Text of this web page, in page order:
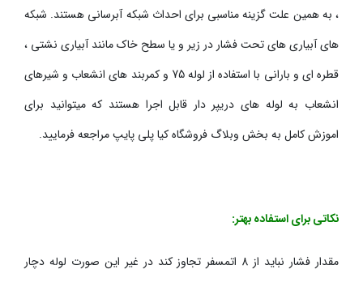
، به همین علت گزینه مناسبی برای احداث شبکه آبرسانی هستند. شبکه
های آبیاری های تحت فشار در زیر و یا سطح خاک مانند آبیاری نشتی ،
قطره ای و بارانی با استفاده از لوله 75 و کمربند های انشعاب و شیرهای
انشعاب به لوله های دریپر دار قابل اجرا هستند که میتوانید برای
اموزش کامل به بخش وبلاگ فروشگاه کیا پلی پایپ مراجعه فرمایید.
نکاتی برای استفاده بهتر:
مقدار فشار نباید از 8 اتمسفر تجاوز کند در غیر این صورت لوله دچار